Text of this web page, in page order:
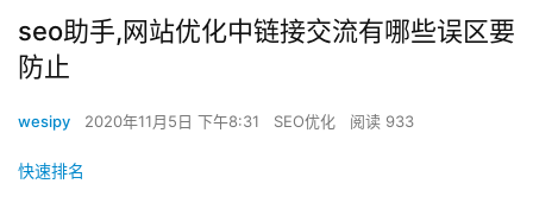
seo助手,网站优化中链接交流有哪些误区要
防止
wesipy 2020年11月5日 下午8:31 SEO优化 阅读 933
快速排名